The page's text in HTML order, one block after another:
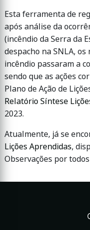
Esta ferramenta de
após análise da
(incêndio da Serra da
despacho na SNLA,
incêndio passaram a
sendo que as ações
Plano de Ação de
Relatório Síntese
2023.
Atualmente, já se
Lições Aprendidas,
Observações por